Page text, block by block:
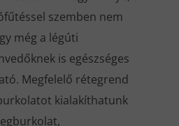
szemben nem
még a légúti
is egészséges
Megfelelő rétegrend
kialakíthatunk